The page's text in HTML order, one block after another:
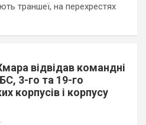
траншеї, на перехрестях
відвідав командні
3-го та 19-го
корпусів і корпусу